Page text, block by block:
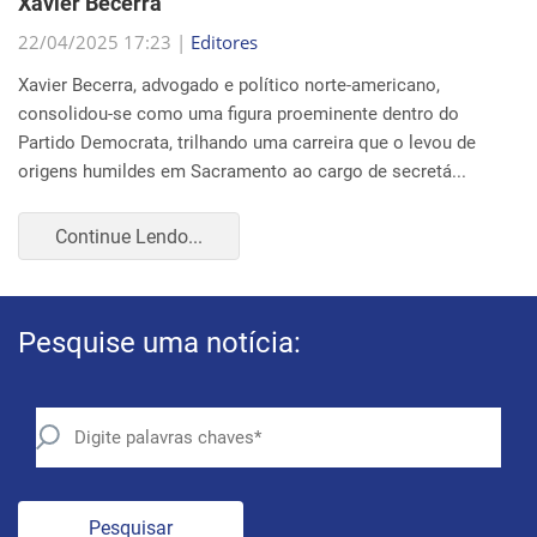
22/04/2025 17:23 |
Xavier Becerra, advogado e político norte-americano,
consolidou-se como uma figura proeminente dentro do
Partido Democrata, trilhando uma carreira que o levou de
origens humildes em Sacramento ao cargo de secretá...
Continue Lendo...
Pesquisar